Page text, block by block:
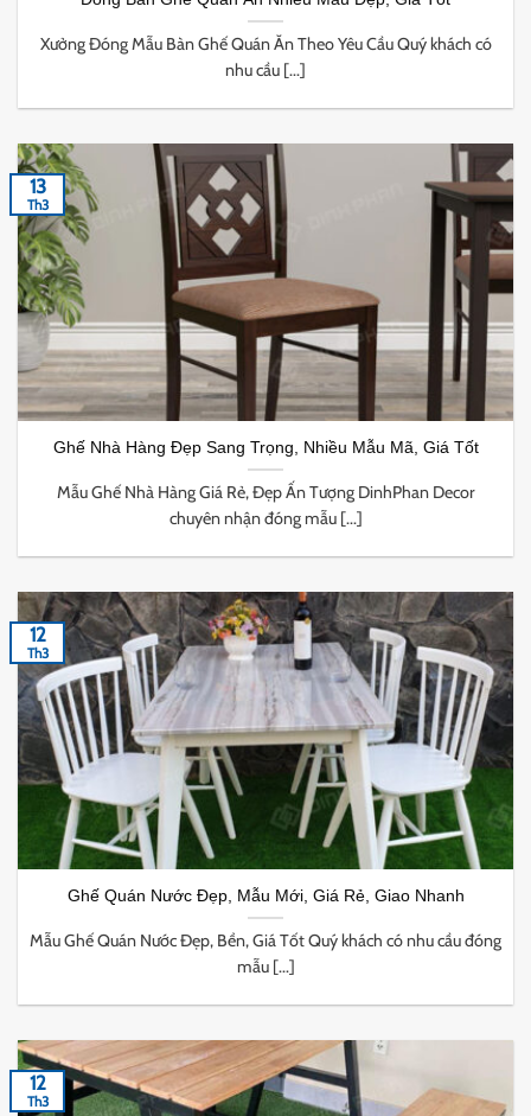
Xưởng Đóng Mẫu Bàn Ghế Quán Ăn Theo Yêu Cầu Quý khách có
nhu cầu [...]
Ghế Nhà Hàng Đẹp Sang Trọng, Nhiều Mẫu Mã, Giá Tốt
Mẫu Ghế Nhà Hàng Giá Rẻ, Đẹp Ấn Tượng DinhPhan Decor
chuyên nhận đóng mẫu [...]
13
Th3
Ghế Quán Nước Đẹp, Mẫu Mới, Giá Rẻ, Giao Nhanh
Mẫu Ghế Quán Nước Đẹp, Bền, Giá Tốt Quý khách có nhu cầu đóng
mẫu [...]
12
Th3
12
Th3